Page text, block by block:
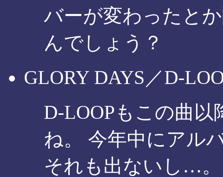
バーが変わったと
んでしょう？
GLORY DAYS／D-
D-LOOPもこの曲
ね。 今年中にアル
それも出ないし…。